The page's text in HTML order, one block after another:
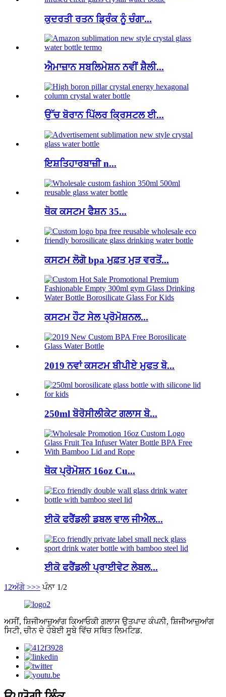
ਕੁਦਰਤੀ ਰਤਨ ਡ੍ਰਿੰਕ ਨੂੰ ਚੰਗਾ...
ਐਮਾਜ਼ਾਨ ਸਬਲਿਮੇਸ਼ਨ ਨਵੀਂ ਸ਼ੈਲੀ...
ਉੱਚ ਬੋਰਾਨ ਪਿੱਲਰ ਕ੍ਰਿਸਟਲ ਈ...
ਇਸ਼ਤਿਹਾਰਬਾਜ਼ੀ n...
ਥੋਕ ਕਸਟਮ ਫੈਸ਼ਨ 35...
ਕਸਟਮ ਲੋਗੋ bpa ਮੁਫ਼ਤ ਮੁੜ ਵਰਤੋਂ...
ਕਸਟਮ ਹੌਟ ਸੇਲ ਪ੍ਰੋਮੋਸ਼ਨਲ...
2019 ਨਵਾਂ ਕਸਟਮ ਬੀਪੀਏ ਮੁਫਤ ਬੋ...
250ml ਬੋਰੋਸੀਲੀਕੇਟ ਗਲਾਸ ਬੋ...
ਥੋਕ ਪ੍ਰੋਮੋਸ਼ਨ 16oz Cu...
ਈਕੋ ਫਰੈਂਡਲੀ ਡਬਲ ਵਾਲ ਜੀਐਲ...
ਈਕੋ ਫਰੈਂਡਲੀ ਪ੍ਰਾਈਵੇਟ ਲੇਬਲ...
1 2ਅੱਗੇ >>> ਪੰਨਾ 1/2
ਅਸੀਂ, ਸ਼ਿਜੀਆਜ਼ੁਆਂਗ ਕਿਆਓਕੀ ਗਲਾਸ ਉਤਪਾਦ ਕੰਪਨੀ, ਸ਼ਿਜੀਆਜ਼ੁਆਂਗ
ਸਿਟੀ, ਚੀਨ ਦੇ ਹੇਬੇਈ ਸੂਬੇ ਵਿੱਚ ਸਥਿਤ ਲਿਮਟਿਡ.